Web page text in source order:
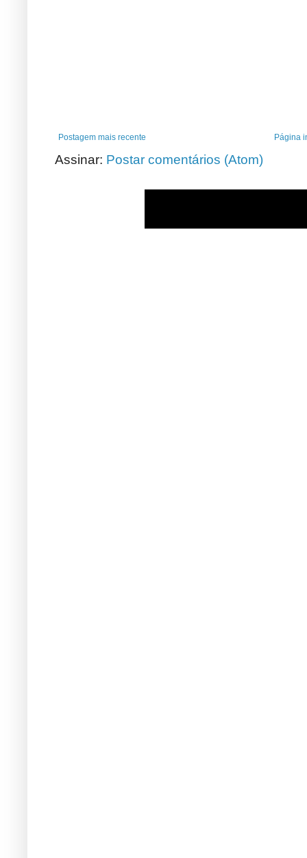
Postagem mais recente Página
Assinar: Postar comentários (Atom)